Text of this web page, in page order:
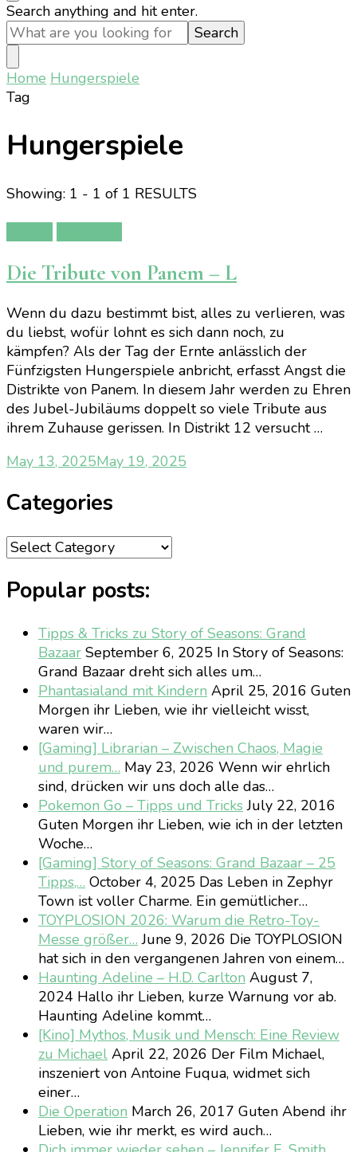
Looking
for
Something?
Search anything and hit enter.
Home Hungerspiele
Tag
Hungerspiele
Showing: 1 - 1 of 1 RESULTS
Die Tribute von Panem – L
Wenn du dazu bestimmt bist, alles zu verlieren, was
du liebst, wofür lohnt es sich dann noch, zu
kämpfen? Als der Tag der Ernte anlässlich der
Fünfzigsten Hungerspiele anbricht, erfasst Angst die
Distrikte von Panem. In diesem Jahr werden zu Ehren
des Jubel-Jubiläums doppelt so viele Tribute aus
ihrem Zuhause gerissen. In Distrikt 12 versucht …
May 13, 2025May 19, 2025
Categories
Categories
Popular posts:
Tipps & Tricks zu Story of Seasons: Grand
Bazaar September 6, 2025 In Story of Seasons:
Grand Bazaar dreht sich alles um…
Phantasialand mit Kindern April 25, 2016 Guten
Morgen ihr Lieben, wie ihr vielleicht wisst,
waren wir…
[Gaming] Librarian – Zwischen Chaos, Magie
und purem… May 23, 2026 Wenn wir ehrlich
sind, drücken wir uns doch alle das…
Pokemon Go – Tipps und TricksJuly 22, 2016
Guten Morgen ihr Lieben, wie ich in der letzten
Woche…
[Gaming] Story of Seasons: Grand Bazaar – 25
Tipps,… October 4, 2025 Das Leben in Zephyr
Town ist voller Charme. Ein gemütlicher…
TOYPLOSION 2026: Warum die Retro-Toy-
Messe größer… June 9, 2026 Die TOYPLOSION
hat sich in den vergangenen Jahren von einem…
Haunting Adeline – H.D. Carlton August 7,
2024 Hallo ihr Lieben, kurze Warnung vor ab.
Haunting Adeline kommt…
[Kino] Mythos, Musik und Mensch: Eine Review
zu Michael April 22, 2026 Der Film Michael,
inszeniert von Antoine Fuqua, widmet sich
einer…
Die Operation March 26, 2017 Guten Abend ihr
Lieben, wie ihr merkt, es wird auch…